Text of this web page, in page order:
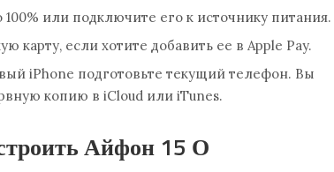
или подключите его к источнику питания.
карту, если хотите добавить ее в Apple Pay.
iPhone подготовьте текущий телефон. Вы
копию в iCloud или iTunes.
Айфон 15 О